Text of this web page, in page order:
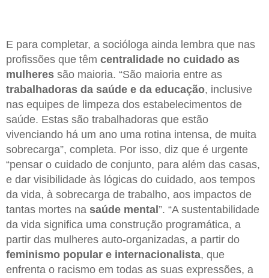
E para completar, a socióloga ainda lembra que nas
profissões que têm centralidade no cuidado as
mulheres são maioria. “São maioria entre as
trabalhadoras da saúde e da educação, inclusive
nas equipes de limpeza dos estabelecimentos de
saúde. Estas são trabalhadoras que estão
vivenciando há um ano uma rotina intensa, de muita
sobrecarga”, completa. Por isso, diz que é urgente
“pensar o cuidado de conjunto, para além das casas,
e dar visibilidade às lógicas do cuidado, aos tempos
da vida, à sobrecarga de trabalho, aos impactos de
tantas mortes na saúde mental ”. “A sustentabilidade
da vida significa uma construção programática, a
partir das mulheres auto-organizadas, a partir do
feminismo popular e internacionalista, que
enfrenta o racismo em todas as suas expressões, a